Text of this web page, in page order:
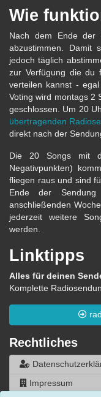
Wie
Nach dem Ende
abzustimmen. Damit
jedoch täglich
zur Verfügung die du
verteilen kannst -
Voting wird montags 2
geschlossen. Um 20
übertragenden
direkt nach der
Die 20 Songs mit
Negativpunkten)
fliegen raus und sind
Ende der
anschließenden
jederzeit weitere
werden.
Linktipps
Alles für deinen
Komplette
Rechtliches
Impressum